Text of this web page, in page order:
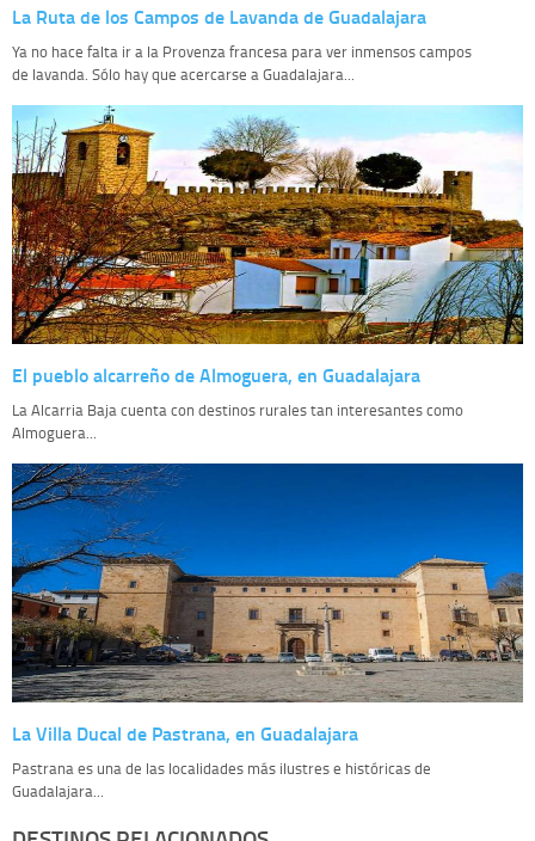
La Ruta de los Campos de Lavanda de Guadalajara
Ya no hace falta ir a la Provenza francesa para ver inmensos campos
de lavanda. Sólo hay que acercarse a Guadalajara...
El pueblo alcarreño de Almoguera, en Guadalajara
La Alcarria Baja cuenta con destinos rurales tan interesantes como
Almoguera...
La Villa Ducal de Pastrana, en Guadalajara
Pastrana es una de las localidades más ilustres e históricas de
Guadalajara...